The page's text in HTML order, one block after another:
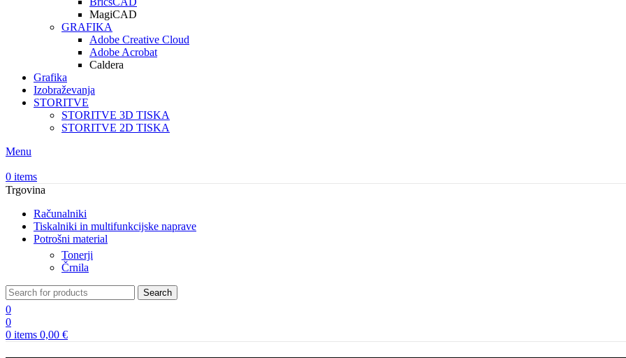
MagiCAD
GRAFIKA
Adobe Creative Cloud
Adobe Acrobat
Caldera
Grafika
Izobraževanja
STORITVE
STORITVE 3D TISKA
STORITVE 2D TISKA
Menu
0 items
Trgovina
Računalniki
Tiskalniki in multifunkcijske naprave
Potrošni material
Tonerji
Črnila
Search
0
0
0 items 0,00 €